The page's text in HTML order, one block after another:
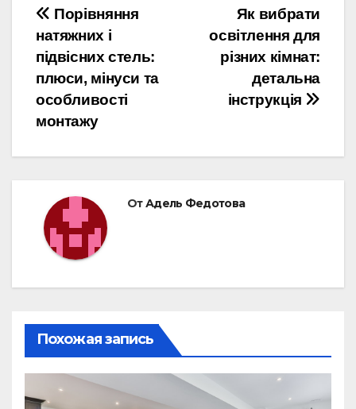
Навигация
по
записям
Як вибрати
освітлення для
різних кімнат:
детальна
інструкція
Порівняння
натяжних і
підвісних стель:
плюси, мінуси та
особливості
монтажу
ОтАдель Федотова
Похожая запись